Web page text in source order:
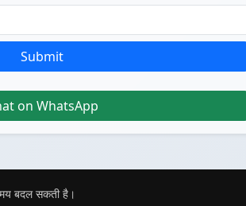
Submit
on WhatsApp
बदल सकती है।